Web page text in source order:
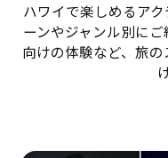
ハワイで楽しめるア
ーンやジャンル別に
向けの体験など、旅